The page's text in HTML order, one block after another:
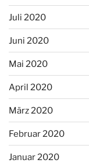
Juli 2020
Juni 2020
Mai 2020
April 2020
März 2020
Februar 2020
Januar 2020